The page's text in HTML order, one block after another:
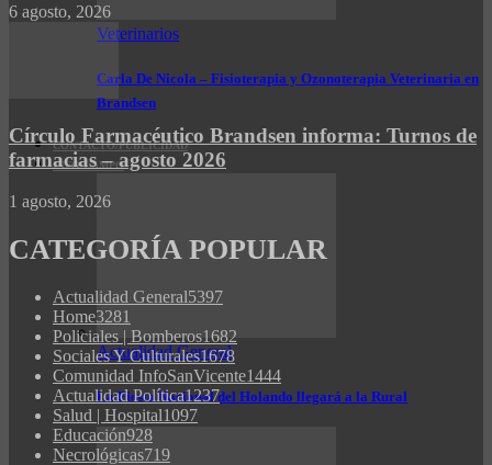
Veterinarios
Carla De Nicola – Fisioterapia y Ozonoterapia Veterinaria en
Brandsen
CONTACTO/PUBLICIDAD
INFO CAMPO
Actualidad General
La Fiesta Nacional del Holando llegará a la Rural
6 agosto, 2026
Círculo Farmacéutico Brandsen informa: Turnos de
farmacias – agosto 2026
1 agosto, 2026
CATEGORÍA POPULAR
Actualidad General5397
Home3281
Policiales | Bomberos1682
Sociales Y Culturales1678
Comunidad InfoSanVicente1444
Actualidad Política1237
Salud | Hospital1097
Educación928
Necrológicas719